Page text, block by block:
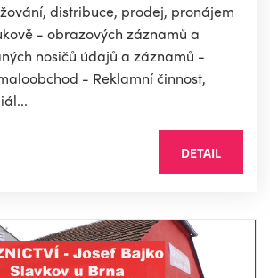
distribuce, prodej, pronájem
- obrazových záznamů a
nosičů údajů a záznamů -
- Reklamní činnost,
DETAIL